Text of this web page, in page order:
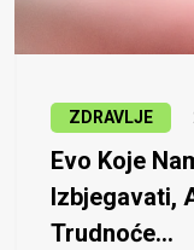
ZDRAVLJE
Evo Koje
Izbjegavati,
Trudnoće...